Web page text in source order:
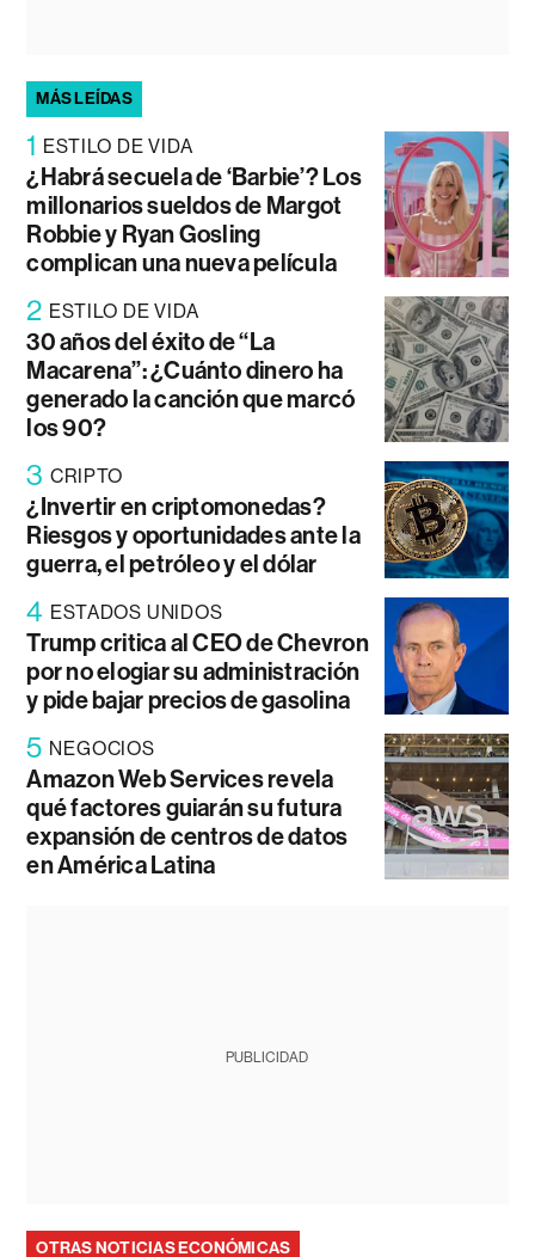
MÁS LEÍDAS
1 ESTILO DE VIDA
¿Habrá secuela de ‘Barbie’? Los
millonarios sueldos de Margot
Robbie y Ryan Gosling
complican una nueva película
2 ESTILO DE VIDA
30 años del éxito de “La
Macarena”: ¿Cuánto dinero ha
generado la canción que marcó
los 90?
3 CRIPTO
¿Invertir en criptomonedas?
Riesgos y oportunidades ante la
guerra, el petróleo y el dólar
4 ESTADOS UNIDOS
Trump critica al CEO de Chevron
por no elogiar su administración
y pide bajar precios de gasolina
5 NEGOCIOS
Amazon Web Services revela
qué factores guiarán su futura
expansión de centros de datos
en América Latina
PUBLICIDAD
OTRAS NOTICIAS ECONÓMICAS